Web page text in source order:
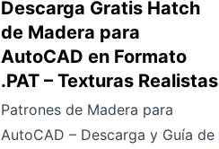
Descarga Gratis Hatch
de Madera para
AutoCAD en Formato
.PAT – Texturas Realistas
Patrones de Madera para
AutoCAD – Descarga y Guía de